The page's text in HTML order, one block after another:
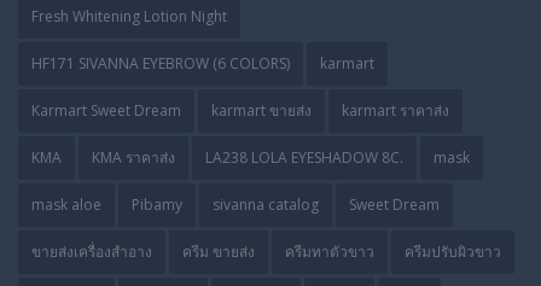
Fresh Whitening Lotion Night
HF171 SIVANNA EYEBROW (6 COLORS) karmart
Karmart Sweet Dream karmart ขายส่ง karmart ราคาส่ง
KMA KMA ราคาส่ง LA238 LOLA EYESHADOW 8C. mask
mask aloe Pibamy sivanna catalog Sweet Dream
ขายส่งเครื่องสำอาง ครีม ขายส่ง ครีมทาตัวขาว ครีมปรับผิวขาว